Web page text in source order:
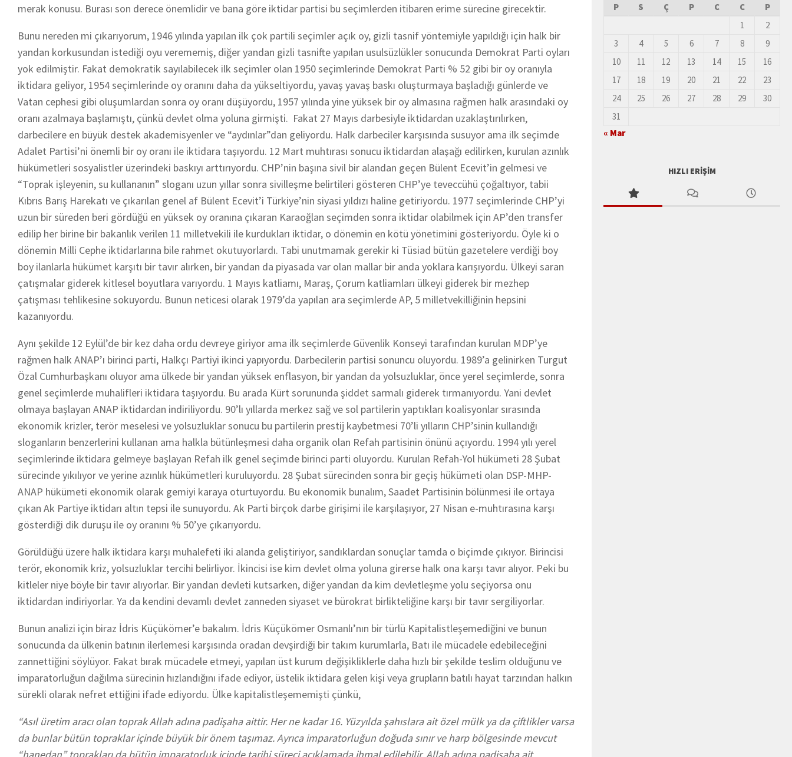
merak konusu. Burası son derece önemlidir ve bana göre iktidar partisi bu seçimlerden itibaren erime sürecine girecektir.
Bunu nereden mi çıkarıyorum, 1946 yılında yapılan ilk çok partili seçimler açık oy, gizli tasnif yöntemiyle yapıldığı için halk bir
yandan korkusundan istediği oyu verememiş, diğer yandan gizli tasnifte yapılan usulsüzlükler sonucunda Demokrat Parti oyları
yok edilmiştir. Fakat demokratik sayılabilecek ilk seçimler olan 1950 seçimlerinde Demokrat Parti % 52 gibi bir oy oranıyla
iktidara geliyor, 1954 seçimlerinde oy oranını daha da yükseltiyordu, yavaş yavaş baskı oluşturmaya başladığı günlerde ve
Vatan cephesi gibi oluşumlardan sonra oy oranı düşüyordu, 1957 yılında yine yüksek bir oy almasına rağmen halk arasındaki oy
oranı azalmaya başlamıştı, çünkü devlet olma yoluna girmişti. Fakat 27 Mayıs darbesiyle iktidardan uzaklaştırılırken,
darbecilere en büyük destek akademisyenler ve “aydınlar”dan geliyordu. Halk darbeciler karşısında susuyor ama ilk seçimde
Adalet Partisi’ni önemli bir oy oranı ile iktidara taşıyordu. 12 Mart muhtırası sonucu iktidardan alaşağı edilirken, kurulan azınlık
hükümetleri sosyalistler üzerindeki baskıyı arttırıyordu. CHP’nin başına sivil bir alandan geçen Bülent Ecevit’in gelmesi ve
“Toprak işleyenin, su kullananın” sloganı uzun yıllar sonra sivilleşme belirtileri gösteren CHP’ye teveccühü çoğaltıyor, tabii
Kıbrıs Barış Harekatı ve çıkarılan genel af Bülent Ecevit’i Türkiye’nin siyasi yıldızı haline getiriyordu. 1977 seçimlerinde CHP’yi
uzun bir süreden beri gördüğü en yüksek oy oranına çıkaran Karaoğlan seçimden sonra iktidar olabilmek için AP’den transfer
edilip her birine bir bakanlık verilen 11 milletvekili ile kurdukları iktidar, o dönemin en kötü yönetimini gösteriyordu. Öyle ki o
dönemin Milli Cephe iktidarlarına bile rahmet okutuyorlardı. Tabi unutmamak gerekir ki Tüsiad bütün gazetelere verdiği boy
boy ilanlarla hükümet karşıtı bir tavır alırken, bir yandan da piyasada var olan mallar bir anda yoklara karışıyordu. Ülkeyi saran
çatışmalar giderek kitlesel boyutlara varıyordu. 1 Mayıs katliamı, Maraş, Çorum katliamları ülkeyi giderek bir mezhep
çatışması tehlikesine sokuyordu. Bunun neticesi olarak 1979’da yapılan ara seçimlerde AP, 5 milletvekilliğinin hepsini
kazanıyordu.
Aynı şekilde 12 Eylül’de bir kez daha ordu devreye giriyor ama ilk seçimlerde Güvenlik Konseyi tarafından kurulan MDP’ye
rağmen halk ANAP’ı birinci parti, Halkçı Partiyi ikinci yapıyordu. Darbecilerin partisi sonuncu oluyordu. 1989’a gelinirken Turgut
Özal Cumhurbaşkanı oluyor ama ülkede bir yandan yüksek enflasyon, bir yandan da yolsuzluklar, önce yerel seçimlerde, sonra
genel seçimlerde muhalifleri iktidara taşıyordu. Bu arada Kürt sorununda şiddet sarmalı giderek tırmanıyordu. Yani devlet
olmaya başlayan ANAP iktidardan indiriliyordu. 90’lı yıllarda merkez sağ ve sol partilerin yaptıkları koalisyonlar sırasında
ekonomik krizler, terör meselesi ve yolsuzluklar sonucu bu partilerin prestij kaybetmesi 70’li yılların CHP’sinin kullandığı
sloganların benzerlerini kullanan ama halkla bütünleşmesi daha organik olan Refah partisinin önünü açıyordu. 1994 yılı yerel
seçimlerinde iktidara gelmeye başlayan Refah ilk genel seçimde birinci parti oluyordu. Kurulan Refah-Yol hükümeti 28 Şubat
sürecinde yıkılıyor ve yerine azınlık hükümetleri kuruluyordu. 28 Şubat sürecinden sonra bir geçiş hükümeti olan DSP-MHP-
ANAP hükümeti ekonomik olarak gemiyi karaya oturtuyordu. Bu ekonomik bunalım, Saadet Partisinin bölünmesi ile ortaya
çıkan Ak Partiye iktidarı altın tepsi ile sunuyordu. Ak Parti birçok darbe girişimi ile karşılaşıyor, 27 Nisan e-muhtırasına karşı
gösterdiği dik duruşu ile oy oranını % 50’ye çıkarıyordu.
Görüldüğü üzere halk iktidara karşı muhalefeti iki alanda geliştiriyor, sandıklardan sonuçlar tamda o biçimde çıkıyor. Birincisi
terör, ekonomik kriz, yolsuzluklar tercihi belirliyor. İkincisi ise kim devlet olma yoluna girerse halk ona karşı tavır alıyor. Peki bu
kitleler niye böyle bir tavır alıyorlar. Bir yandan devleti kutsarken, diğer yandan da kim devletleşme yolu seçiyorsa onu
iktidardan indiriyorlar. Ya da kendini devamlı devlet zanneden siyaset ve bürokrat birlikteliğine karşı bir tavır sergiliyorlar.
Bunun analizi için biraz İdris Küçükömer’e bakalım. İdris Küçükömer Osmanlı’nın bir türlü Kapitalistleşemediğini ve bunun
sonucunda da ülkenin batının ilerlemesi karşısında oradan devşirdiği bir takım kurumlarla, Batı ile mücadele edebileceğini
zannettiğini söylüyor. Fakat bırak mücadele etmeyi, yapılan üst kurum değişikliklerle daha hızlı bir şekilde teslim olduğunu ve
imparatorluğun dağılma sürecinin hızlandığını ifade ediyor, üstelik iktidara gelen kişi veya grupların batılı hayat tarzından halkın
sürekli olarak nefret ettiğini ifade ediyordu. Ülke kapitalistleşememişti çünkü,
“Asıl üretim aracı olan toprak Allah adına padişaha aittir. Her ne kadar 16. Yüzyılda şahıslara ait özel mülk ya da çiftlikler varsa
da bunlar bütün topraklar içinde büyük bir önem taşımaz. Ayrıca imparatorluğun doğuda sınır ve harp bölgesinde mevcut
“hanedan” toprakları da bütün imparatorluk içinde tarihi süreci açıklamada ihmal edilebilir. Allah adına padişaha ait
P
S Ç P C C
P
1
2
3
4 5 6 7 8
9
10
11 12 13 14 15
16
17
18 19 20 21 22
23
24
25 26 27 28 29
30
31
« Mar
HIZLI ERIŞIM